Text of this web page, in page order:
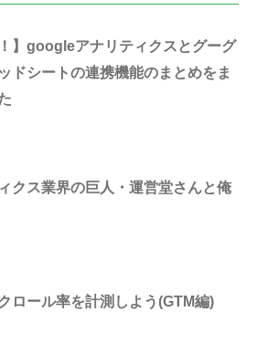
！】googleアナリティクスとグーグ
ドシートの連携機能のまとめをま
クス業界の巨人・運営堂さんと俺
ロール率を計測しよう(GTM編)